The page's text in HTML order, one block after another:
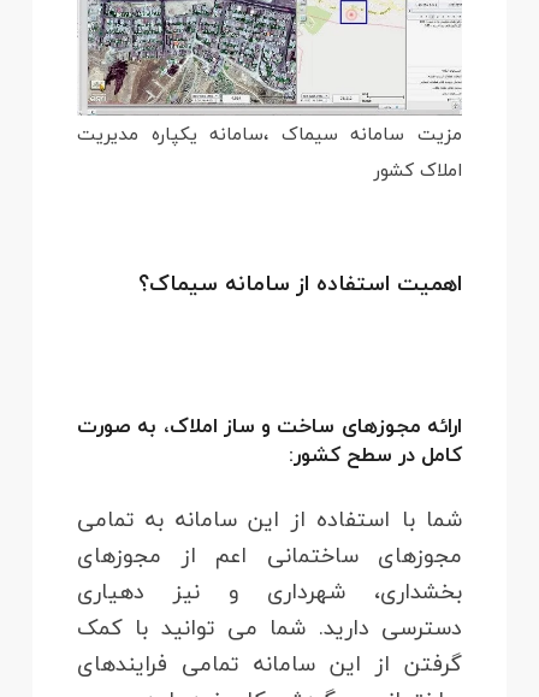
مزیت سامانه سیماک ،سامانه یکپاره مدیریت
املاک کشور
اهمیت استفاده از سامانه سیماک؟
ارائه مجوزهای ساخت و ساز املاک، به صورت
کامل در سطح کشور:
شما با استفاده از این سامانه به تمامی
مجوزهای ساختمانی اعم از مجوزهای
بخشداری‌، شهرداری‌ و نیز دهیاری‌
دسترسی دارید. شما می توانید با کمک
گرفتن از این سامانه تمامی فرایندهای